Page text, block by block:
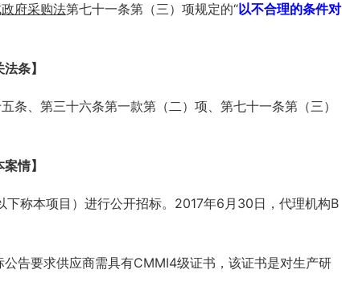
政府采购法第七十一条第（三）项规定的“以不合理的条件对
法条】
条、第三十六条第一款第（二）项、第七十一条第（三）
案情】
下称本项目）进行公开招标。2017年6月30日，代理机构B
公告要求供应商需具有CMMI4级证书，该证书是对生产研